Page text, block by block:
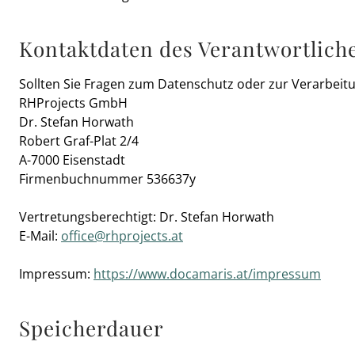
Kontaktdaten des
Sollten Sie Fragen zum Datenschutz oder zur
RHProjects GmbH
Dr. Stefan Horwath
Robert Graf-Plat 2/4
A-7000 Eisenstadt
Firmenbuchnummer 536637y
Vertretungsberechtigt: Dr. Stefan Horwath
E-Mail: office@rhprojects.at
Impressum: https://www.docamaris.at/impressum
Speicherdauer